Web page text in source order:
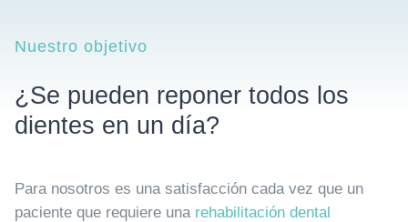
Nuestro objetivo
¿Se pueden reponer todos los
dientes en un día?
Para nosotros es una satisfacción cada vez que un
paciente que requiere una rehabilitación dental